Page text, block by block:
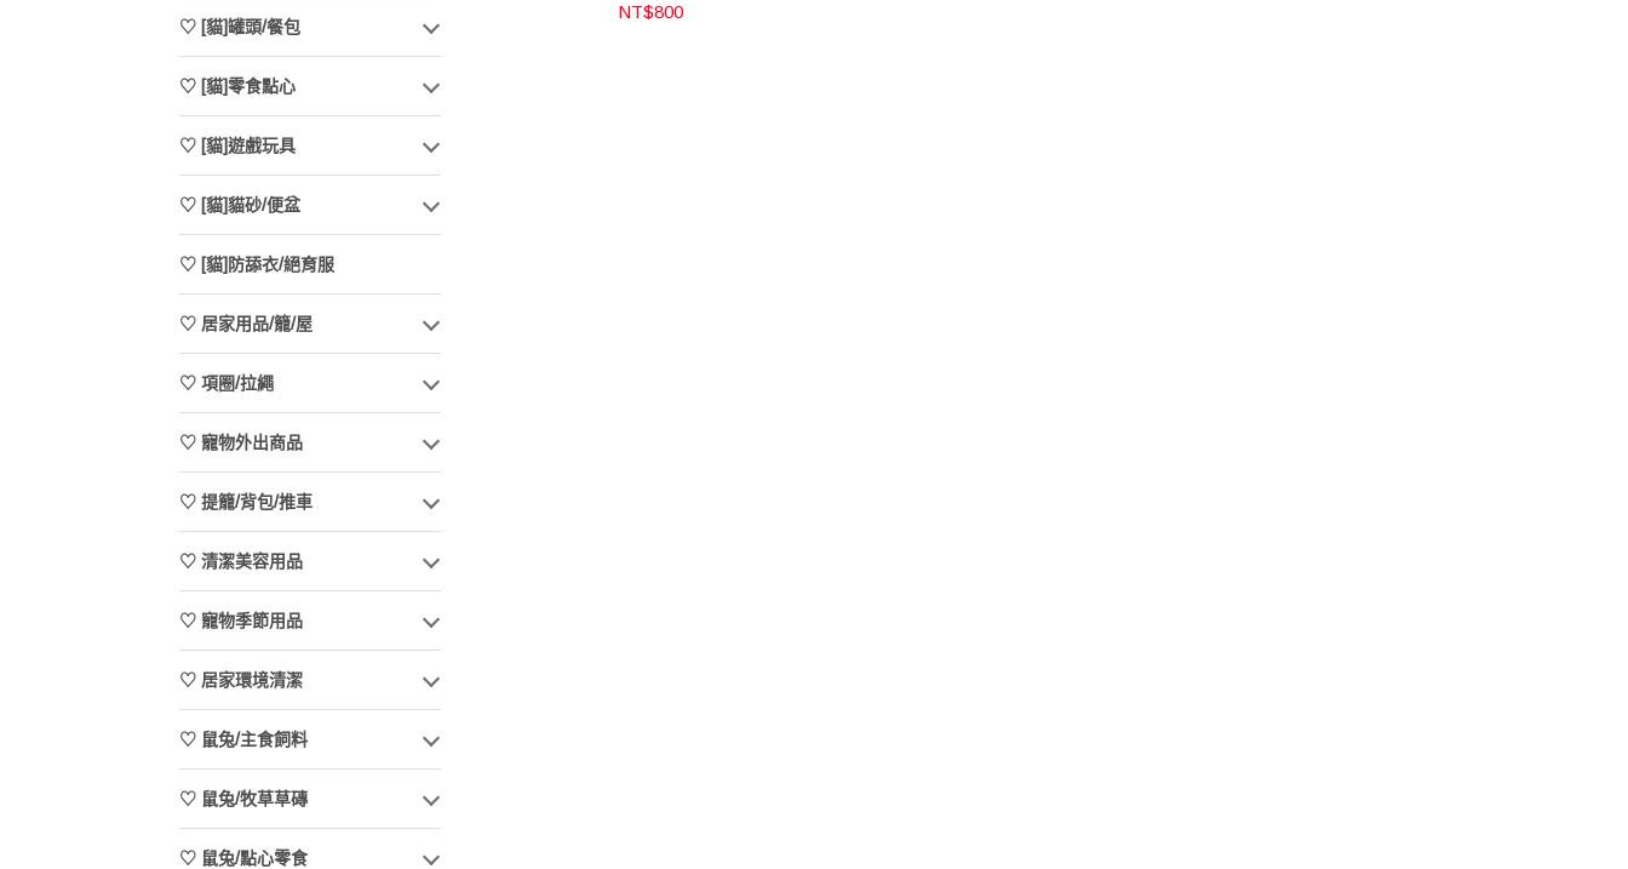
♡ [貓]罐頭/餐包
♡ [貓]零食點心
♡ [貓]遊戲玩具
♡ [貓]貓砂/便盆
♡ [貓]防舔衣/絕育服
♡ 居家用品/籠/屋
♡ 項圈/拉繩
♡ 寵物外出商品
♡ 提籠/背包/推車
♡ 清潔美容用品
♡ 寵物季節用品
♡ 居家環境清潔
♡ 鼠兔/主食飼料
♡ 鼠兔/牧草草磚
♡ 鼠兔/點心零食
NT$800